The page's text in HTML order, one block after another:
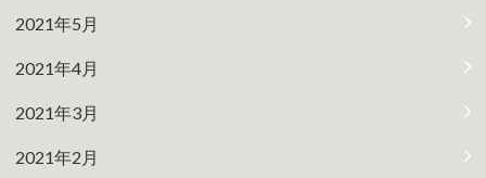
2021年5月
2021年4月
2021年3月
2021年2月